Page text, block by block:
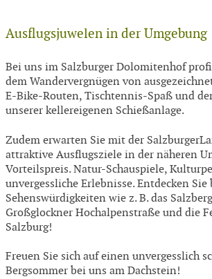
Ausflugsjuwelen in der Umgebung
Bei uns im Salzburger Dolomitenhof
dem Wandervergnügen von
E-Bike-Routen, Tischtennis-Spaß und
unserer kellereigenen Schießanlage.
Zudem erwarten Sie mit der
attraktive Ausflugsziele in der näheren
Vorteilspreis. Natur-Schauspiele,
unvergessliche Erlebnisse. Entdecken
Sehenswürdigkeiten wie z. B. das
Großglockner Hochalpenstraße und die
Salzburg!
Freuen Sie sich auf einen unvergesslich
Bergsommer bei uns am Dachstein!